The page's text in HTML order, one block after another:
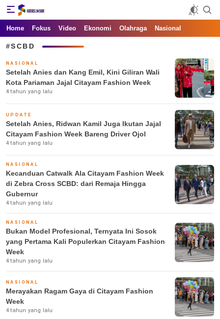
Kata Sumbar
Berita Sumbar Hari Ini
Home Fokus Video Ekonomi Olahraga Nasional
#SCBD
NASIONAL
Setelah Anies dan Kang Emil, Kini Giliran Wali
Kota Pariaman Jajal Citayam Fashion Week
4 tahun yang lalu
UPDATE
Setelah Anies, Ridwan Kamil Juga Ikutan Jajal
Citayam Fashion Week Bareng Driver Ojol
4 tahun yang lalu
NASIONAL
Kecanduan Catwalk Ala Citayam Fashion Week
di Zebra Cross SCBD: dari Remaja Hingga
Gubernur
4 tahun yang lalu
NASIONAL
Bukan Model Profesional, Ternyata Ini Sosok
yang Pertama Kali Populerkan Citayam Fashion
Week
4 tahun yang lalu
NASIONAL
Merayakan Ragam Gaya di Citayam Fashion
Week
4 tahun yang lalu